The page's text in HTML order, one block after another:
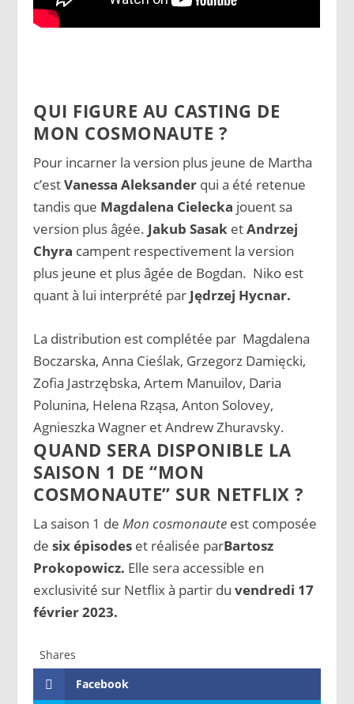
QUI FIGURE AU CASTING DE
MON COSMONAUTE ?
Pour incarner la version plus jeune de Martha
c’estVanessa Aleksander qui a été retenue
tandis que Magdalena Cielecka jouent sa
version plus âgée. Jakub Sasak etAndrzej
Chyra campent respectivement la version
plus jeune et plus âgée de Bogdan. Niko est
quant à lui interprété par Jędrzej Hycnar.
La distribution est complétée par Magdalena
Boczarska, Anna Cieślak, Grzegorz Damięcki,
Zofia Jastrzębska, Artem Manuilov, Daria
Polunina, Helena Rząsa, Anton Solovey,
Agnieszka Wagner et Andrew Zhuravsky.
QUAND SERA DISPONIBLE LA
SAISON 1 DE “MON
COSMONAUTE” SUR NETFLIX ?
La saison 1 deMon cosmonaute est composée
desix épisodes et réalisée parBartosz
Prokopowicz. Elle sera accessible en
exclusivité sur Netflix à partir duvendredi 17
février 2023.
Shares
Facebook